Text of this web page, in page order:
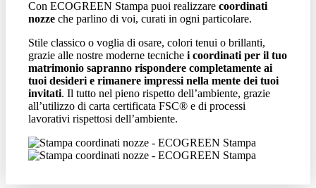
Con ECOGREEN Stampa puoi realizzare coordinati
nozze che parlino di voi, curati in ogni particolare.
Stile classico o voglia di osare, colori tenui o brillanti,
grazie alle nostre moderne tecniche i coordinati per il tuo
matrimonio sapranno rispondere completamente ai
tuoi desideri e rimanere impressi nella mente dei tuoi
invitati. Il tutto nel pieno rispetto dell’ambiente, grazie
all’utilizzo di carta certificata FSC® e di processi
lavorativi rispettosi dell’ambiente.